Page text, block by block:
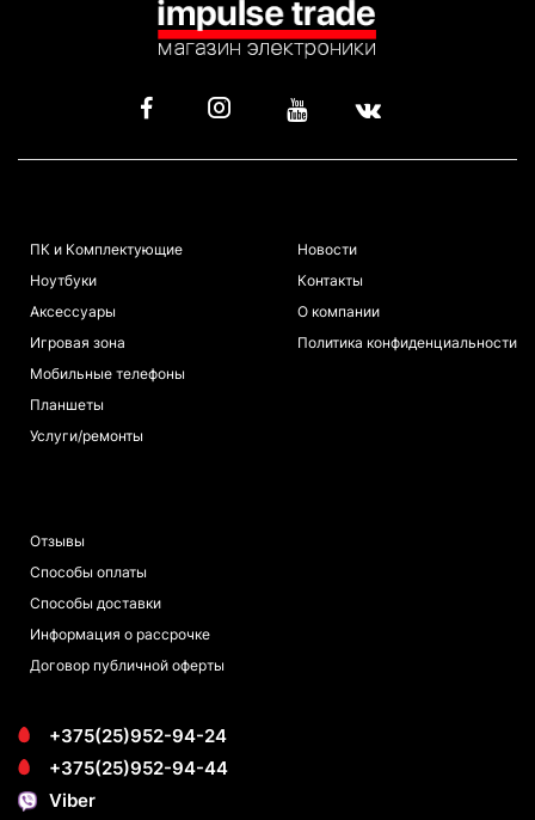
ПК и Комплектующие
Ноутбуки
Аксессуары
Игровая зона
Мобильные телефоны
Планшеты
Услуги/ремонты
Новости
Контакты
О компании
Политика конфиденциальности
Отзывы
Способы оплаты
Способы доставки
Информация о рассрочке
Договор публичной оферты
+375(25)952-94-24
+375(25)952-94-44
Viber